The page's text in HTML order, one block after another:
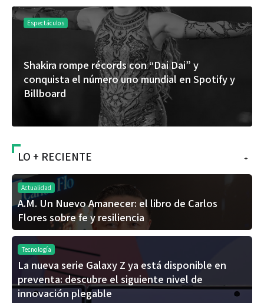
Espectáculos
Shakira rompe récords con “Dai Dai” y
conquista el número uno mundial en Spotify y
Billboard
+
LO + RECIENTE
Actualidad
A.M. Un Nuevo Amanecer: el libro de Carlos
Flores sobre fe y resiliencia
Tecnología
La nueva serie Galaxy Z ya está disponible en
preventa: descubre el siguiente nivel de
innovación plegable